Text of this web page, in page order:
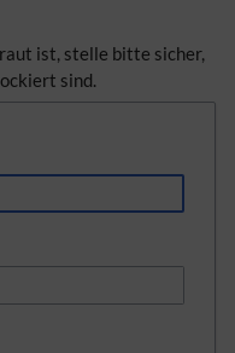
ist, stelle bitte sicher,
sind.